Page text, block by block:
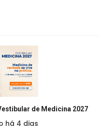
de Medicina 2027
há 4 dias